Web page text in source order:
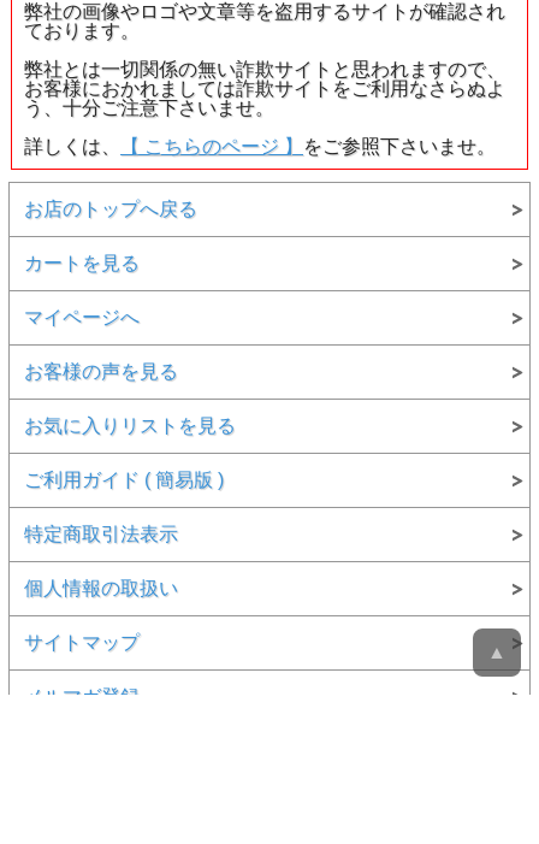
弊社の画像やロゴや文章等を盗用するサイトが確認され
ております。
弊社とは一切関係の無い詐欺サイトと思われますので、
お客様におかれましては詐欺サイトをご利用なさらぬよ
う、十分ご注意下さいませ。
詳しくは、
【 こちらのページ 】 をご参照下さいませ。
お店のトップへ戻る
カートを見る
マイページへ
お客様の声を見る
お気に入りリストを見る
ご利用ガイド ( 簡易版 )
特定商取引法表示
個人情報の取扱い
サイトマップ
メルマガ登録
▲